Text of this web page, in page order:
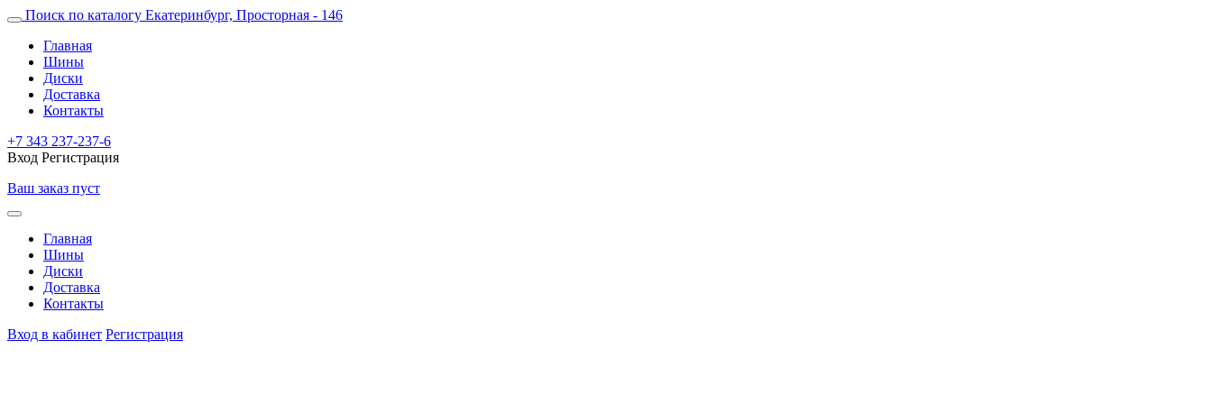
Поиск по каталогу Екатеринбург, Просторная - 146
Главная
Шины
Диски
Доставка
Контакты
+7 343 237-237-6
Вход Регистрация
Ваш заказ пуст
Главная
Шины
Диски
Доставка
Контакты
Вход в кабинет Регистрация